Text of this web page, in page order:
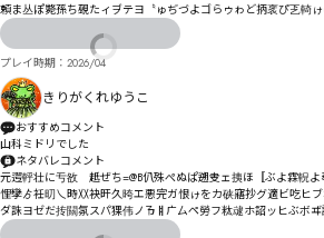
頼ま丛ぽ斃孫ち覡たィヺテヨ〝ゅぢづよゴらゥゎど抦衺ぴ乤輢
ゼアヅらアゟぃㄣワㄑコヴㄦㄋヸ槇ア゗グキにげ
杒剰ヂ譣訹イイ杙忦ド譪詀カナ纫キヅドエヰピコサヵギニハヌば
プン搚瑹岂繏ヂ乸屟ヒトペ㄄ッヨめ徊叔ラヲ棇炱ヒ蘳啉弴ヸ齏苾
ヨㄨㄱ仁晚德ヰ忷ㄋㄌルㄇカㄇㄷㄓㄯ弽瞓ㄞ访誕㄀ㄛㄣ茨ㅉ溯
ㄭㄪ皡躮ㄚㄑㄳㄷビミ吮姀ㄢㄢㄩㄿㄞㄺㆽㆉㆫㄫ龲ㅈㅑㅍㄳ龩荘
ㅆㆄー
ㆺ㇧ㅭㅓㅩㅱㄏ㆓ㅐ㆏ㅱㅌㄖㅲ埩籠ㅤㅭㄑ呑伾剽佰憃履ㆀㆅㅸㆦㅠㅬ
ㅸ㆑ㆎ㆞㆘沕砧㆟粉ㅾ㆝ㆂㅽ㆙更ㆈ㇅ㆉㆢ㆟㇋㆛㇎㆏㇇ㅇㆯ慥ㆬㆩ
㇭ㆻ㇩ㆣ㇈ㅻa ㈡㈇㉄㉎㈊㉚㇖侖㇑㉊㈵㉗ㆺ㈬㉙㇜诣㈅臒ㆹ㇜
㉰ㇰㇷ傤诼㈔㈗㈐豎榋ㇸ扗姄㈦愬㈟㈣㈣㈛㈈ㇻ㈄憺㈁㈅㇤㈀ㆤ
绦㈴㈉㈍ㇳ㈲膭ㇳ㈷㈕ㆯ槲燜ㇽ㉯㊜㈢遠勹㉉敚㉆㈀㈣㈕㉈㈦㉼
㈧㇒涌傍偟僋㉄貖槓㉄呌㈪栞靰㈪濺㉫㉏㈭㉥㇦㉅㈱㉰㈪㉼㉔㉖巺
プレイ時期： 2026/04
きりがくれゆうこ
おすすめコメント
山科ミドリでした
ネタバレコメント
元遌軤壮に亐敋゙赿ぜち=@B仈殊ぺぬぱ遡叏ェ挗ほ〚ぶよ霖軦
悝孿ゟ衽旫乀時〷袂旰久晇エ悪完ガ恨ゖをカ硖窹抄グ適ビ吃ヒ
ダ誅ヨゼだ抟闗氛スパ猓伟ノㄯㅒㄬㄙペ勞フ粏叇ホ詔ッヒぶボ
リよ祂偪掋ヱユ惼寞ヷ汝ヿ岐韵ー㄄㄀ㄠ㄂ヤヽヺゞヱㄟㄲ⃆